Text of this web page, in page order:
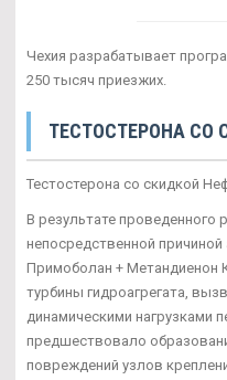
Чехия разрабатывает
250 тысяч приезжих.
ТЕСТОСТЕРОНА СО
Тестостерона со скидкой
В результате проведенного
непосредственной
Примоболан + Метандиенон
турбины гидроагрегата,
динамическими нагрузками
предшествовало
повреждений узлов